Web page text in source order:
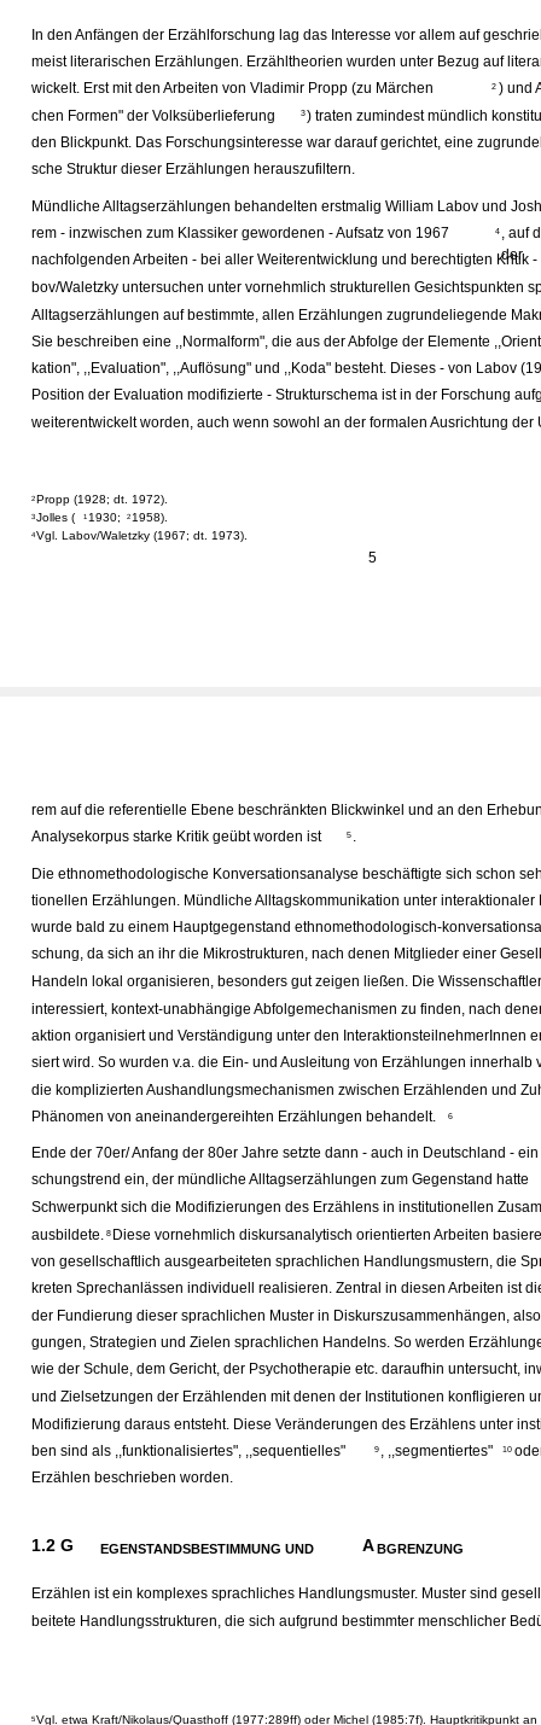
5
In den Anfängen der Erzählforschung lag das Interesse vor allem auf
meist literarischen Erzählungen. Erzähltheorien wurden unter Bezug auf
wickelt. Erst mit den Arbeiten von Vladimir Propp (zu Märchen
2 ) und
chen Formen" der Volksüberlieferung
3) traten zumindest mündlich
den Blickpunkt. Das Forschungsinteresse war darauf gerichtet, eine
sche Struktur dieser Erzählungen herauszufiltern.
Mündliche Alltagserzählungen behandelten erstmalig William Labov und
rem - inzwischen zum Klassiker gewordenen - Aufsatz von 1967
4 , auf
der
nachfolgenden Arbeiten - bei aller Weiterentwicklung und berechtigten Kritik
bov/Waletzky untersuchen unter vornehmlich strukturellen Gesichtspunkten
Alltagserzählungen auf bestimmte, allen Erzählungen zugrundeliegende
Sie beschreiben eine ,,Normalform", die aus der Abfolge der Elemente
kation", ,,Evaluation", ,,Auflösung" und ,,Koda" besteht. Dieses - von Labov
Position der Evaluation modifizierte - Strukturschema ist in der Forschung
weiterentwickelt worden, auch wenn sowohl an der formalen Ausrichtung der
2Propp (1928; dt. 1972).
3Jolles ( 1 1930; 2 1958).
4Vgl. Labov/Waletzky (1967; dt. 1973).
rem auf die referentielle Ebene beschränkten Blickwinkel und an den
Analysekorpus starke Kritik geübt worden ist
5 .
Die ethnomethodologische Konversationsanalyse beschäftigte sich schon
tionellen Erzählungen. Mündliche Alltagskommunikation unter interaktionaler
wurde bald zu einem Hauptgegenstand ethnomethodologisch-
schung, da sich an ihr die Mikrostrukturen, nach denen Mitglieder einer
Handeln lokal organisieren, besonders gut zeigen ließen. Die
interessiert, kontext-unabhängige Abfolgemechanismen zu finden, nach
aktion organisiert und Verständigung unter den InteraktionsteilnehmerInnen
siert wird. So wurden v.a. die Ein- und Ausleitung von Erzählungen innerhalb
die komplizierten Aushandlungsmechanismen zwischen Erzählenden und
Phänomen von aneinandergereihten Erzählungen behandelt.
6
Ende der 70er/ Anfang der 80er Jahre setzte dann - auch in Deutschland -
schungstrend ein, der mündliche Alltagserzählungen zum Gegenstand hatte
Schwerpunkt sich die Modifizierungen des Erzählens in institutionellen
ausbildete.
8 Diese vornehmlich diskursanalytisch orientierten Arbeiten
von gesellschaftlich ausgearbeiteten sprachlichen Handlungsmustern, die
kreten Sprechanlässen individuell realisieren. Zentral in diesen Arbeiten ist
der Fundierung dieser sprachlichen Muster in Diskurszusammenhängen,
gungen, Strategien und Zielen sprachlichen Handelns. So werden
wie der Schule, dem Gericht, der Psychotherapie etc. daraufhin untersucht,
und Zielsetzungen der Erzählenden mit denen der Institutionen konfligieren
Modifizierung daraus entsteht. Diese Veränderungen des Erzählens unter
ben sind als ,,funktionalisiertes", ,,sequentielles"
9 , ,,segmentiertes" 10
Erzählen beschrieben worden.
1.2 G EGENSTANDSBESTIMMUNG UND A BGRENZUNG
Erzählen ist ein komplexes sprachliches Handlungsmuster. Muster sind
beitete Handlungsstrukturen, die sich aufgrund bestimmter menschlicher
5Vgl. etwa Kraft/Nikolaus/Quasthoff (1977:289ff) oder Michel (1985:7f). Hauptkritikpunkt an